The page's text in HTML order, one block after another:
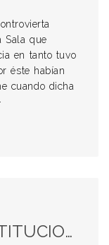
Sala que
en tanto tuvo
éste habían
cuando dicha
DE LA INSTRUCCIÓN PENAL. PLAZO.